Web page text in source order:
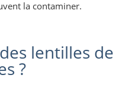
la contaminer.
lentilles de
?